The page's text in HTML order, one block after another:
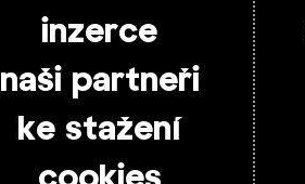
inzerce
naši partneři
ke stažení